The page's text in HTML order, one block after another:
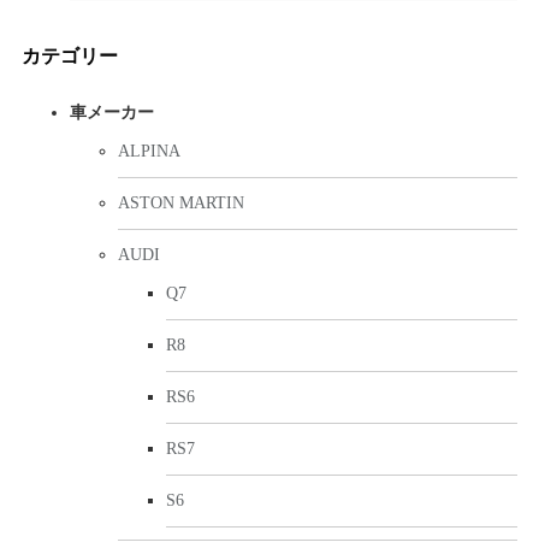
カテゴリー
車メーカー
ALPINA
ASTON MARTIN
AUDI
Q7
R8
RS6
RS7
S6